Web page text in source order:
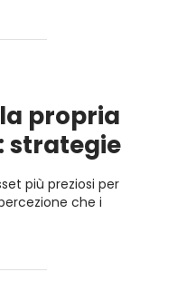
propria
strategie
più preziosi per
che i